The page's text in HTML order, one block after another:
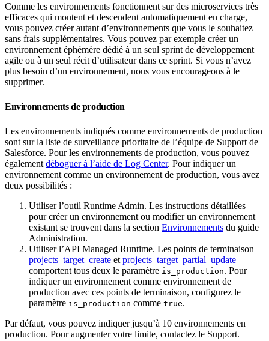
Comme les environnements fonctionnent sur des microservices très
efficaces qui montent et descendent automatiquement en charge,
vous pouvez créer autant d’environnements que vous le souhaitez
sans frais supplémentaires. Vous pouvez par exemple créer un
environnement éphémère dédié à un seul sprint de développement
agile ou à un seul récit d’utilisateur dans ce sprint. Si vous n’avez
plus besoin d’un environnement, nous vous encourageons à le
supprimer.
Environnements de production
Les environnements indiqués comme environnements de production
sont sur la liste de surveillance prioritaire de l’équipe de Support de
Salesforce. Pour les environnements de production, vous pouvez
également déboguer à l’aide de Log Center. Pour indiquer un
environnement comme un environnement de production, vous avez
deux possibilités :
Utiliser l’outil Runtime Admin. Les instructions détaillées
pour créer un environnement ou modifier un environnement
existant se trouvent dans la section Environnements du guide
Administration.
Utiliser l’API Managed Runtime. Les points de terminaison
projects_target_create et projects_target_partial_update
comportent tous deux le paramètre is_production. Pour
indiquer un environnement comme environnement de
production avec ces points de terminaison, configurez le
paramètre is_production comme true.
Par défaut, vous pouvez indiquer jusqu’à 10 environnements en
production. Pour augmenter votre limite, contactez le Support.